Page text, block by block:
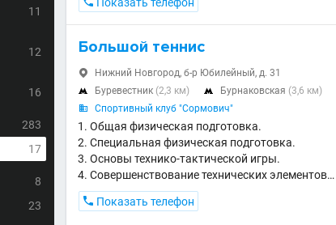
11
12
16
283
17
8
23
Большой теннис
 Нижний Новгород, б-р Юбилейный, д. 31
 Буревестник (2,3 км)  Бурнаковская (3,6 км)
 Спортивный клуб "Сормович"
Общая физическая подготовка.
Специальная физическая подготовка.
Основы технико-тактической игры.
Совершенствование технических элементов…
 Показать телефон